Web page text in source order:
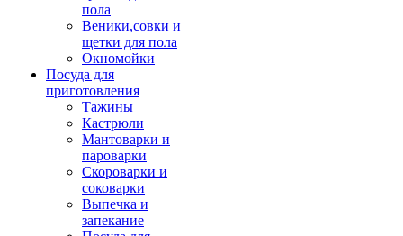
пола
Веники,совки и
щетки для пола
Окномойки
Посуда для
приготовления
Тажины
Кастрюли
Мантоварки и
пароварки
Скороварки и
соковарки
Выпечка и
запекание